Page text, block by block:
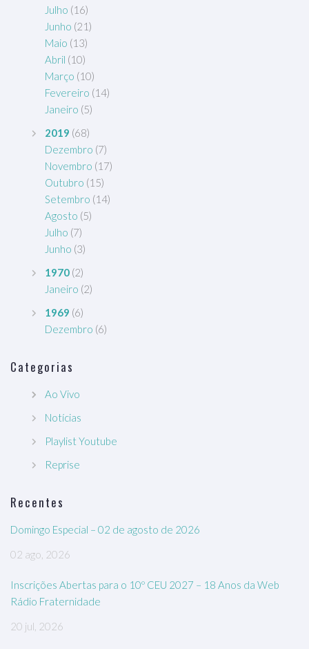
Julho (16)
Junho (21)
Maio (13)
Abril (10)
Março (10)
Fevereiro (14)
Janeiro (5)
2019 (68)
Dezembro (7)
Novembro (17)
Outubro (15)
Setembro (14)
Agosto (5)
Julho (7)
Junho (3)
1970 (2)
Janeiro (2)
1969 (6)
Dezembro (6)
Categorias
Ao Vivo
Notícias
Playlist Youtube
Reprise
Recentes
Domingo Especial – 02 de agosto de 2026
02 ago, 2026
Inscrições Abertas para o 10º CEU 2027 – 18 Anos da Web
Rádio Fraternidade
20 jul, 2026